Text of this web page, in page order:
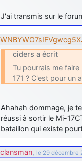
J'ai transmis sur le
ciders a écrit
Tu pourrais me
171 ? C'est pour un
Ahahah dommage, je
réussi à sortir le Mi-
bataillon qui existe
clansman, le 29 décembre